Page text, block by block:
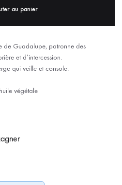
au panier
de Guadalupe, patronne des
et d’intercession.
qui veille et console.
végétale